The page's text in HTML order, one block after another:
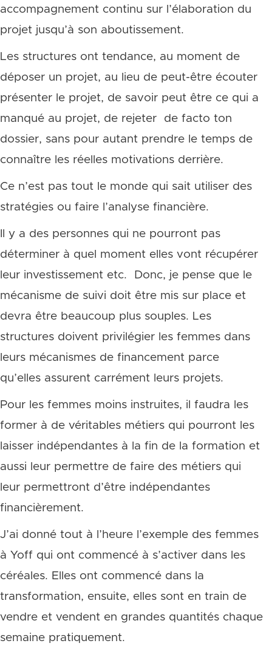
accompagnement continu sur l’élaboration du
projet jusqu’à son aboutissement.
Les structures ont tendance, au moment de
déposer un projet, au lieu de peut-être écouter
présenter le projet, de savoir peut être ce qui a
manqué au projet, de rejeter de facto ton
dossier, sans pour autant prendre le temps de
connaître les réelles motivations derrière.
Ce n’est pas tout le monde qui sait utiliser des
stratégies ou faire l’analyse financière.
Il y a des personnes qui ne pourront pas
déterminer à quel moment elles vont récupérer
leur investissement etc. Donc, je pense que le
mécanisme de suivi doit être mis sur place et
devra être beaucoup plus souples. Les
structures doivent privilégier les femmes dans
leurs mécanismes de financement parce
qu’elles assurent carrément leurs projets.
Pour les femmes moins instruites, il faudra les
former à de véritables métiers qui pourront les
laisser indépendantes à la fin de la formation et
aussi leur permettre de faire des métiers qui
leur permettront d’être indépendantes
financièrement.
J’ai donné tout à l’heure l’exemple des femmes
à Yoff qui ont commencé à s’activer dans les
céréales. Elles ont commencé dans la
transformation, ensuite, elles sont en train de
vendre et vendent en grandes quantités chaque
semaine pratiquement.